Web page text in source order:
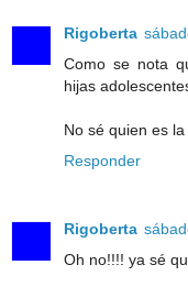
Rigoberta
Como se nota
hijas
No sé quien es
Responder
Rigoberta
Oh no!!!! ya sé